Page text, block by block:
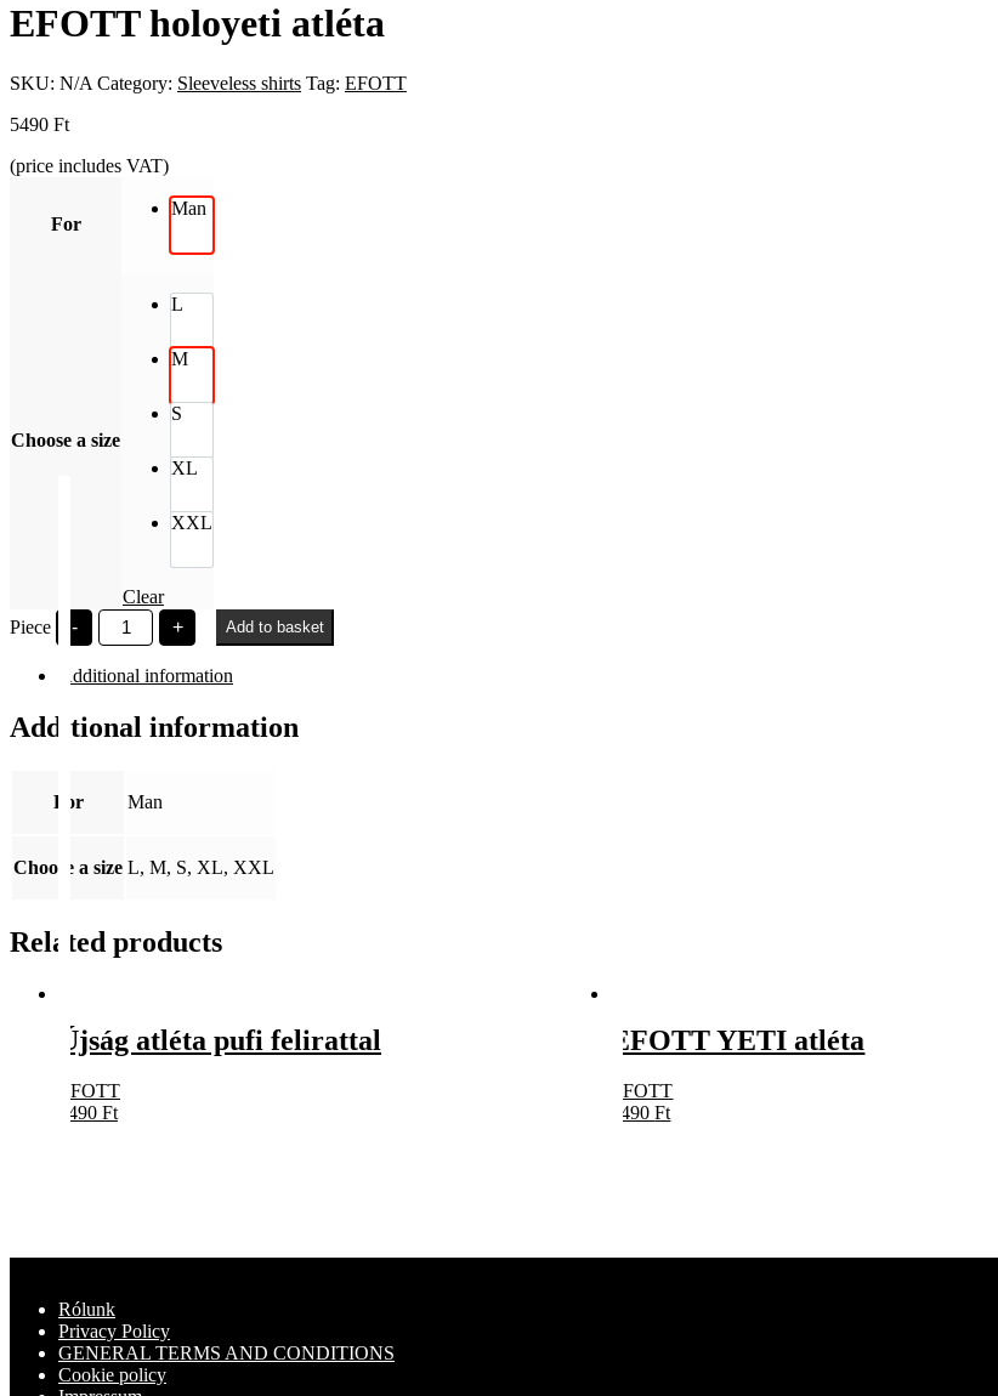
EFOTT holoyeti atléta
SKU: N/A Category: Sleeveless shirts Tag: EFOTT
5490 Ft
(price includes VAT)
For
Man
Choose a size
L
M
S
XL
XXL
Clear
Piece
-
EFOTT
holoyeti
quantity
+ Add to basket
Additional information
Additional information
For Man
Choose a size L, M, S, XL, XXL
Related products
Újság atléta pufi felirattal
EFOTT
5490 Ft
EFOTT YETI atléta
EFOTT
5490Ft
Rólunk
Privacy Policy
GENERAL TERMS AND CONDITIONS
Cookie policy